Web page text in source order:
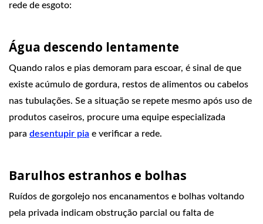
rede de esgoto:
Água descendo lentamente
Quando ralos e pias demoram para escoar, é sinal de que
existe acúmulo de gordura, restos de alimentos ou cabelos
nas tubulações. Se a situação se repete mesmo após uso de
produtos caseiros, procure uma equipe especializada
para desentupir pia e verificar a rede.
Barulhos estranhos e bolhas
Ruídos de gorgolejo nos encanamentos e bolhas voltando
pela privada indicam obstrução parcial ou falta de